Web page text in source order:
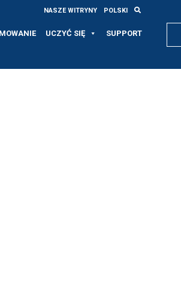
NASZE WITRYNY POLSKI
UCZYĆ SIĘ SUPPORT